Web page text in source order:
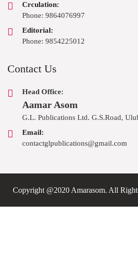
Crculation:
Phone: 9864076997
Editorial:
Phone: 9854225012
Contact Us
Head Office:
Aamar Asom
G.L. Publications Ltd. G.S.Road,
Email:
contactglpublications@gmail.com
Copyright @2020 Amarasom. All